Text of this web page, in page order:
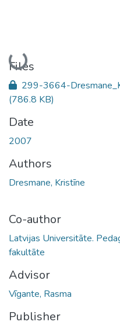
Loading...
Files
299-3664-
(786.8 KB)
Date
2007
Authors
Dresmane, Kristīne
Co-author
Latvijas Universitāte.
fakultāte
Advisor
Vīgante, Rasma
Publisher